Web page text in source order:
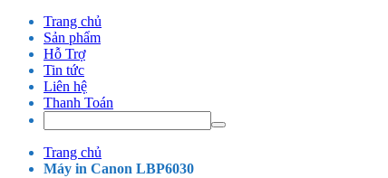
Trang chủ
Sản phẩm
Hỗ Trợ
Tin tức
Liên hệ
Thanh Toán
Trang chủ
Máy in Canon LBP6030